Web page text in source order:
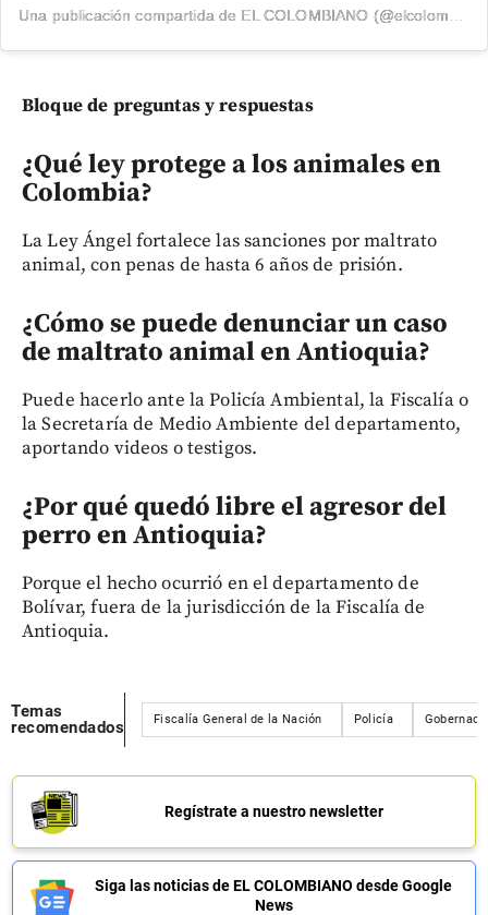
Bloque de preguntas y respuestas
¿Qué ley protege a los animales en
Colombia?
La Ley Ángel fortalece las sanciones por maltrato
animal, con penas de hasta 6 años de prisión.
¿Cómo se puede denunciar un caso
de maltrato animal en Antioquia?
Puede hacerlo ante la Policía Ambiental, la Fiscalía o
la Secretaría de Medio Ambiente del departamento,
aportando videos o testigos.
¿Por qué quedó libre el agresor del
perro en Antioquia?
Porque el hecho ocurrió en el departamento de
Bolívar, fuera de la jurisdicción de la Fiscalía de
Antioquia.
Temas
recomendados
Fiscalía General de la Nación Policía
Regístrate a nuestro newsletter
Siga las noticias de EL COLOMBIANO desde Google
News